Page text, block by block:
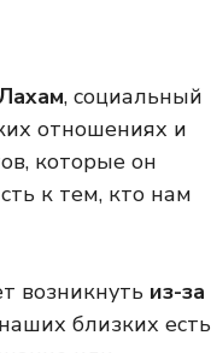
, социальный
отношениях и
которые он
к тем, кто нам
возникнуть из-за
близких есть